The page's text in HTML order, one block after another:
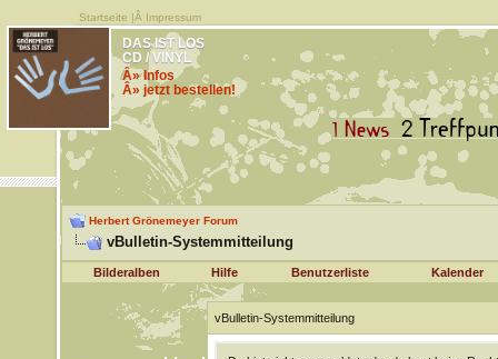
Startseite |Â Impressum
DAS IST LOS
CD / VINYL
Â» Infos
Â» jetzt bestellen!
Herbert Grönemeyer Forum
vBulletin-Systemmitteilung
Bilderalben Hilfe Benutzerliste Kalender
vBulletin-Systemmitteilung